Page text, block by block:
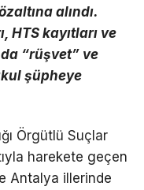
alındı.
HTS kayıtları ve
“rüşvet” ve
şüpheye
Örgütlü Suçlar
harekete geçen
Antalya illerinde